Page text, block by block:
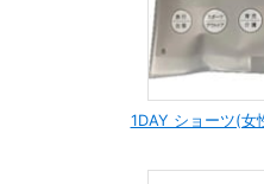
1DAY ショーツ(